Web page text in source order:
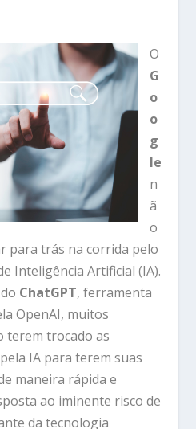
O
G
o
o
g
le
n
ã
o
para trás na corrida pelo
Inteligência Artificial (IA).
ChatGPT, ferramenta
OpenAI, muitos
terem trocado as
IA para terem suas
maneira rápida e
ao iminente risco de
da tecnologia